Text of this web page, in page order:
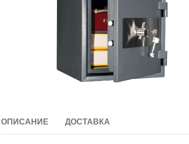
ОПИСАНИЕ ДОСТАВКА